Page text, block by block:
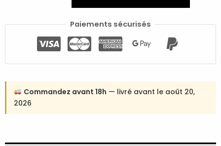
Paiements sécurisés
Commandez avant 18h — livré avant le août 20,
2026